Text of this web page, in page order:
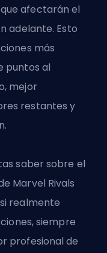
que afectarán el
adelante. Esto
más
puntos al
mejor
restantes y
saber sobre el
Marvel Rivals
realmente
siempre
profesional de